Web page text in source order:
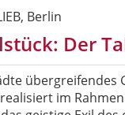
Berlin
Der
im